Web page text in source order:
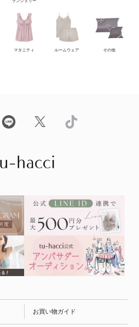
ランジェリー
マタニティ ルームウェア その他
お買い物ガイド